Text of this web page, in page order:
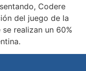
Codere
del juego de la
realizan un 60%